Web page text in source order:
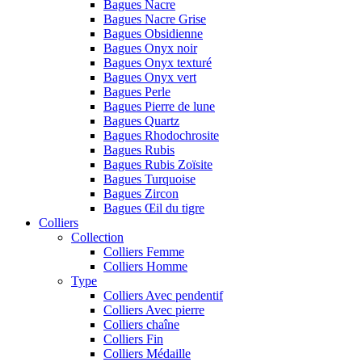
Bagues Nacre
Bagues Nacre Grise
Bagues Obsidienne
Bagues Onyx noir
Bagues Onyx texturé
Bagues Onyx vert
Bagues Perle
Bagues Pierre de lune
Bagues Quartz
Bagues Rhodochrosite
Bagues Rubis
Bagues Rubis Zoïsite
Bagues Turquoise
Bagues Zircon
Bagues Œil du tigre
Colliers
Collection
Colliers Femme
Colliers Homme
Type
Colliers Avec pendentif
Colliers Avec pierre
Colliers chaîne
Colliers Fin
Colliers Médaille